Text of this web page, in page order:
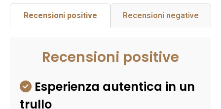
Recensioni positive Recensioni negative
Recensioni positive
Esperienza autentica in un
trullo